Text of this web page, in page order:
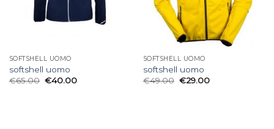
SOFTSHELL UOMO
softshell uomo
€65.00 €40.00
SOFTSHELL UOMO
softshell uomo
€49.00 €29.00